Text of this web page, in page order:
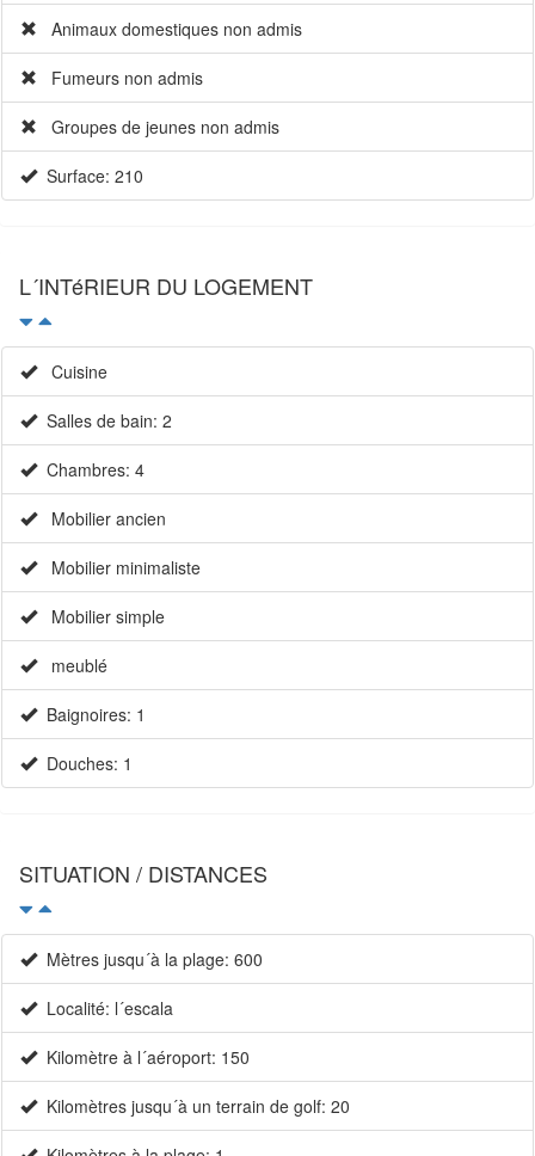
Animaux domestiques non admis
Fumeurs non admis
Groupes de jeunes non admis
Surface: 210
L´INTéRIEUR DU LOGEMENT
Cuisine
Salles de bain: 2
Chambres: 4
Mobilier ancien
Mobilier minimaliste
Mobilier simple
meublé
Baignoires: 1
Douches: 1
SITUATION / DISTANCES
Mètres jusqu´à la plage: 600
Localité: l´escala
Kilomètre à l´aéroport: 150
Kilomètres jusqu´à un terrain de golf: 20